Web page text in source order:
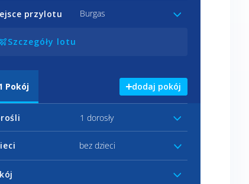
przylotu Burgas
Szczegóły lotu
Pokój dodaj pokój
1 dorosły
bez dzieci